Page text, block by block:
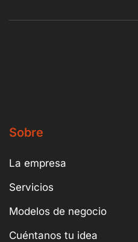
Sobre
La empresa
Servicios
Modelos de negocio
Cuéntanos tu idea